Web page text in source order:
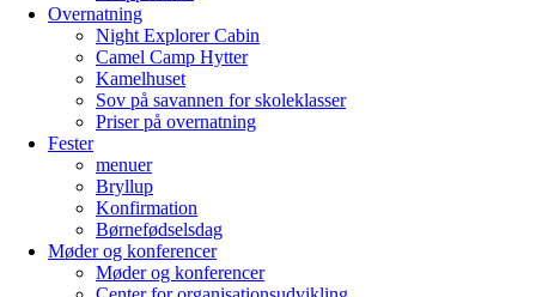
Overnatning
Night Explorer Cabin
Camel Camp Hytter
Kamelhuset
Sov på savannen for skoleklasser
Priser på overnatning
Fester
menuer
Bryllup
Konfirmation
Børnefødselsdag
Møder og konferencer
Møder og konferencer